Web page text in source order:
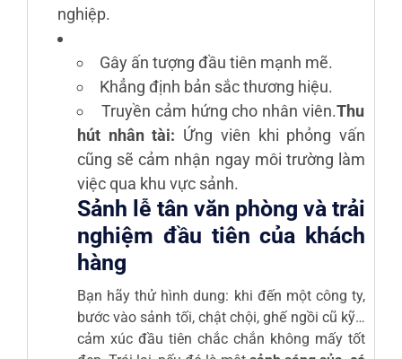
nghiệp.
Gây ấn tượng đầu tiên mạnh mẽ.
Khẳng định bản sắc thương hiệu.
Truyền cảm hứng cho nhân viên.Thu
hút nhân tài: Ứng viên khi phỏng vấn
cũng sẽ cảm nhận ngay môi trường làm
việc qua khu vực sảnh.
Sảnh lễ tân văn phòng và trải
nghiệm đầu tiên của khách
hàng
Bạn hãy thử hình dung: khi đến một công ty,
bước vào sảnh tối, chật chội, ghế ngồi cũ kỹ…
cảm xúc đầu tiên chắc chắn không mấy tốt